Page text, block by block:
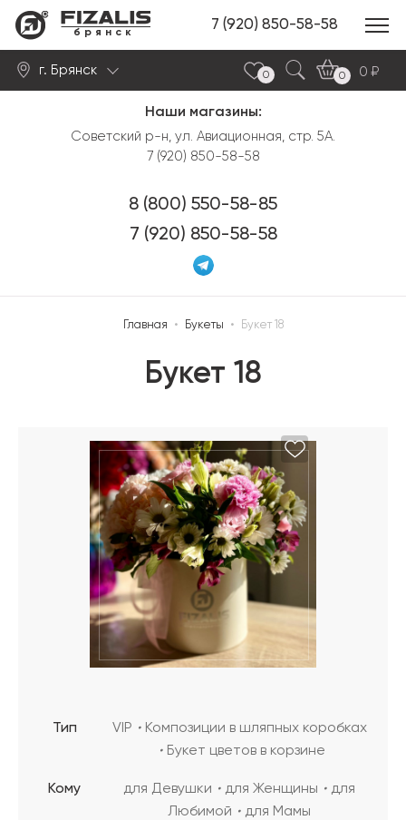
брянск 7 (920) 850-58-58
г. Брянск 0 0
0
Наши магазины:
Советский р-н, ул. Авиационная, стр. 5А.
7 (920) 850-58-58
8 (800) 550-58-85
7 (920) 850-58-58
Главная • Букеты • Букет 18
Букет 18
Тип VIP
Композиции в шляпных коробках
Букет цветов в корзине
Кому для Девушки для Женщины
для
Любимой
для Мамы